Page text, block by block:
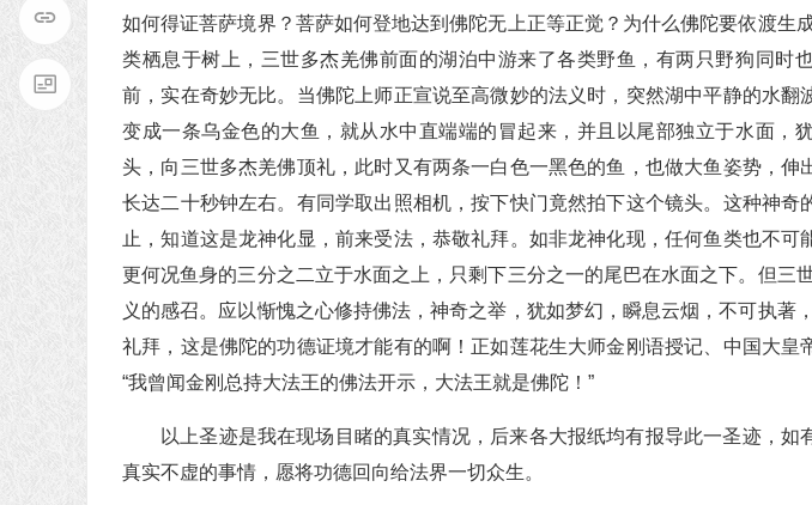
如何得证菩萨境界？菩萨如何登地达到佛陀无上正等正觉？为什么佛陀要依渡生
类栖息于树上，三世多杰羌佛前面的湖泊中游来了各类野鱼，有两只野狗同时
前，实在奇妙无比。当佛陀上师正宣说至高微妙的法义时，突然湖中平静的水翻
变成一条乌金色的大鱼，就从水中直端端的冒起来，并且以尾部独立于水面，
头，向三世多杰羌佛顶礼，此时又有两条一白色一黑色的鱼，也做大鱼姿势，伸
长达二十秒钟左右。有同学取出照相机，按下快门竟然拍下这个镜头。这种神奇
止，知道这是龙神化显，前来受法，恭敬礼拜。如非龙神化现，任何鱼类也不可
更何况鱼身的三分之二立于水面之上，只剩下三分之一的尾巴在水面之下。但三
义的感召。应以惭愧之心修持佛法，神奇之举，犹如梦幻，瞬息云烟，不可执著
礼拜，这是佛陀的功德证境才能有的啊！正如莲花生大师金刚语授记、中国大皇
“我曾闻金刚总持大法王的佛法开示，大法王就是佛陀！”
以上圣迹是我在现场目睹的真实情况，后来各大报纸均有报导此一圣迹，如
真实不虚的事情，愿将功德回向给法界一切众生。